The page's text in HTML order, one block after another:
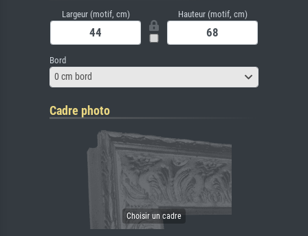
Largeur (motif, cm) Hauteur (motif, cm)
Bord
0 cm bord
Cadre photo